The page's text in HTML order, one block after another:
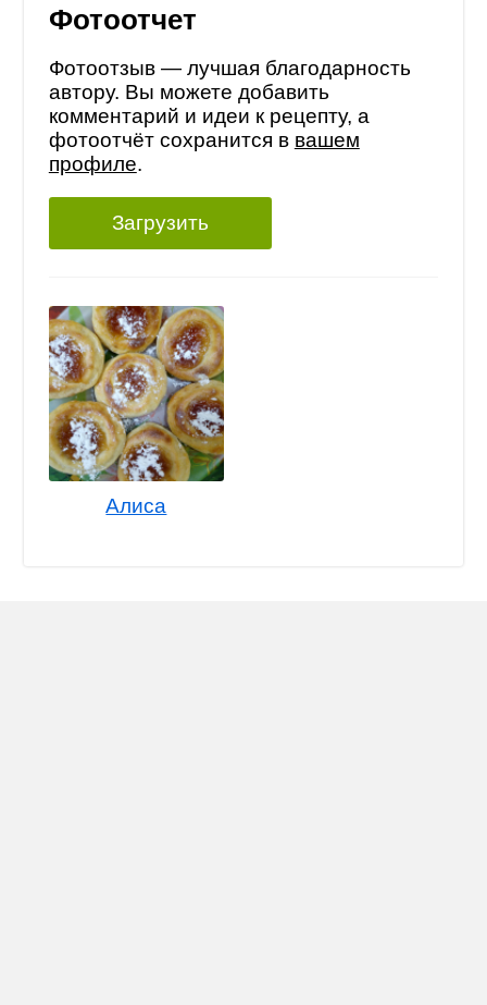
Фотоотчет
Фотоотзыв — лучшая благодарность
автору. Вы можете добавить
комментарий и идеи к рецепту, а
фотоотчёт сохранится в вашем
профиле.
Загрузить
Алиса